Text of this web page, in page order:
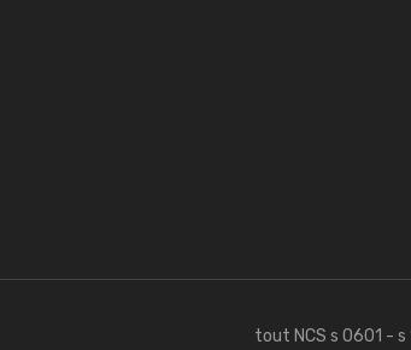
tout NCS s 0601 - s